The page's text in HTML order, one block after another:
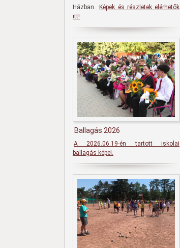
Házban.
Képek és részletek elérhetők
itt!
Ballagás 2026
A 2026.06.19-én tartott iskolai
ballagás képei.